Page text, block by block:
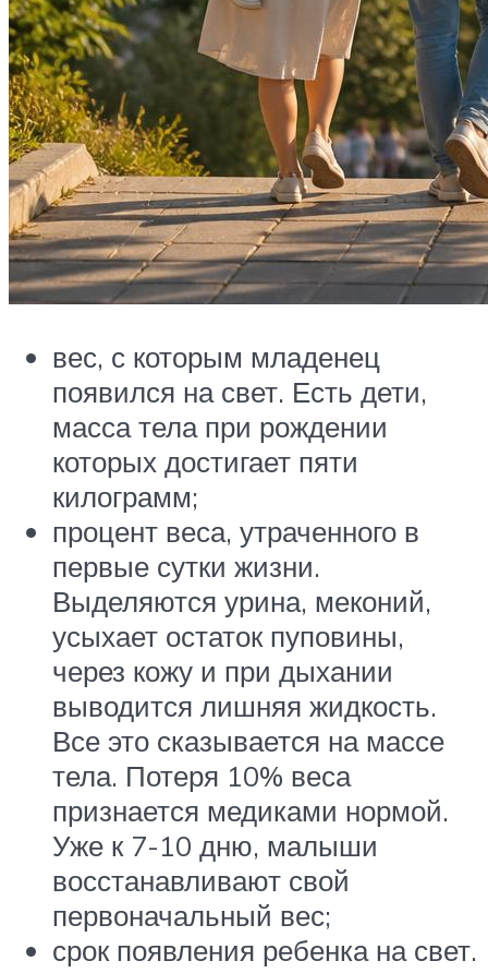
вес, с которым младенец
появился на свет. Есть дети,
масса тела при рождении
которых достигает пяти
килограмм;
процент веса, утраченного в
первые сутки жизни.
Выделяются урина, меконий,
усыхает остаток пуповины,
через кожу и при дыхании
выводится лишняя жидкость.
Все это сказывается на массе
тела. Потеря 10% веса
признается медиками нормой.
Уже к 7-10 дню, малыши
восстанавливают свой
первоначальный вес;
срок появления ребенка на свет.